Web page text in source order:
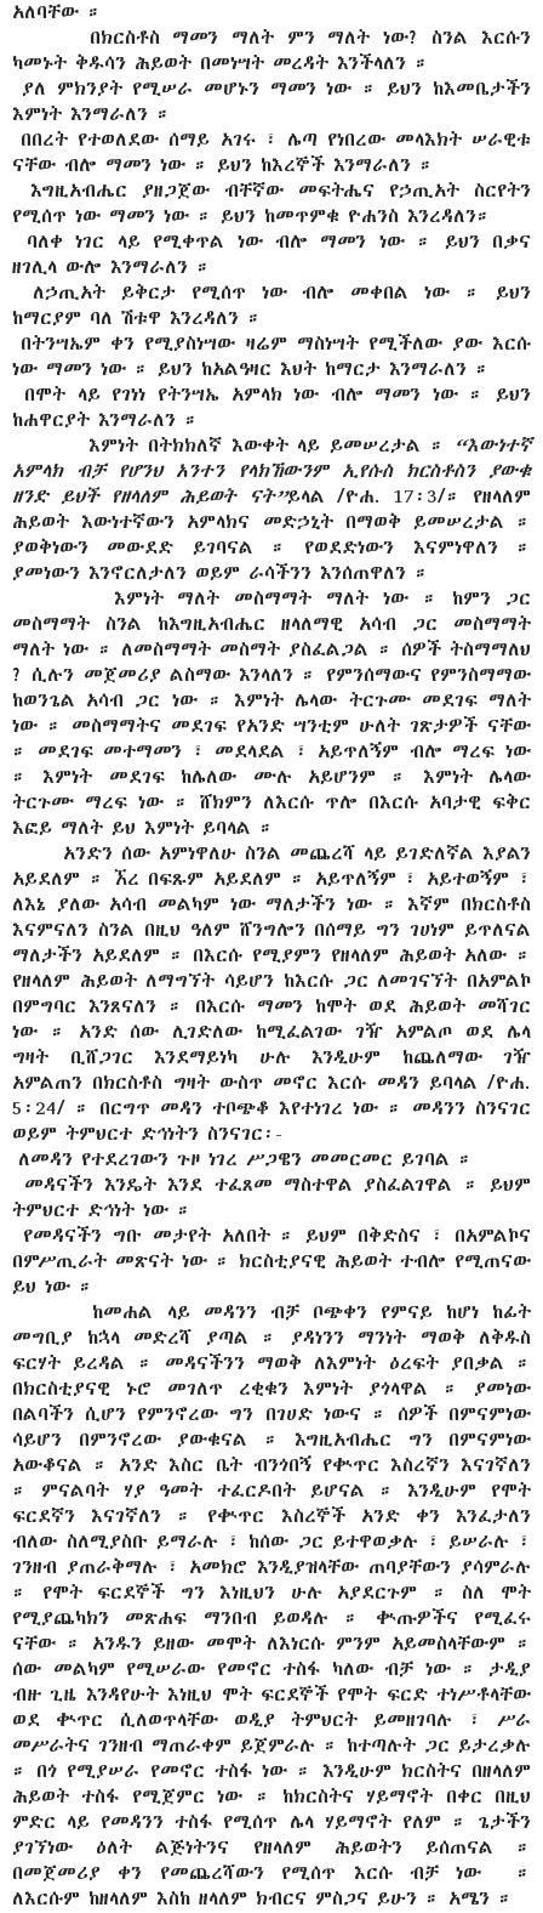
አለባቸው ።
በክርስቶስ ማመን ማለት ምን ማለት ነው? ስንል እርሱን
ካመኑት ቅዱሳን ሕይወት በመነሣት መረዳት እንችላለን ።
ያለ ምክንያት የሚሠራ መሆኑን ማመን ነው ። ይህን ከእመቤታችን
እምነት እንማራለን ።
በበረት የተወለደው ሰማይ አገሩ ፣ ሌጣ የነበረው መላእክት ሠራዊቱ
ናቸው ብሎ ማመን ነው ። ይህን ከእረኞች እንማራለን ።
እግዚአብሔር ያዘጋጀው ብቸኛው መፍትሔና የኃጢአት ስርየትን
የሚሰጥ ነው ማመን ነው ። ይህን ከመጥምቁ ዮሐንስ እንረዳለን።
ባለቀ ነገር ላይ የሚቀጥል ነው ብሎ ማመን ነው ። ይህን በቃና
ዘገሊላ ውሎ እንማራለን ።
ለኃጢአት ይቅርታ የሚሰጥ ነው ብሎ መቀበል ነው ። ይህን
ከማርያም ባለ ሽቱዋ እንረዳለን ።
በትንሣኤም ቀን የሚያስነሣው ዛሬም ማስነሣት የሚችለው ያው እርሱ
ነው ማመን ነው ። ይህን ከአልዓዛር እህት ከማርታ እንማራለን ።
በሞት ላይ የገነነ የትንሣኤ አምላክ ነው ብሎ ማመን ነው ። ይህን
ከሐዋርያት እንማራለን ።
እምነት በትክክለኛ እውቀት ላይ ይመሠረታል ። “እውነተኛ
አምላክ ብቻ የሆንህ አንተን የላክኸውንም ኢየሱስ ክርስቶስን ያውቁ
ዘንድ ይህች የዘላለም ሕይወት ናት”ይላል /ዮሐ. 17፡3/። የዘላለም
ሕይወት እውነተኛውን አምላክና መድኃኒት በማወቅ ይመሠረታል ።
ያወቅነውን መውደድ ይገባናል ። የወደድነውን እናምነዋለን ።
ያመነውን እንኖርለታለን ወይም ራሳችንን እንሰጠዋለን ።
እምነት ማለት መስማማት ማለት ነው ። ከምን ጋር
መስማማት ስንል ከእግዚአብሔር ዘላለማዊ አሳብ ጋር መስማማት
ማለት ነው ። ለመስማማት መስማት ያስፈልጋል ። ሰዎች ትስማማለህ
? ሲሉን መጀመሪያ ልስማው እንላለን ። የምንሰማውና የምንስማማው
ከወንጌል አሳብ ጋር ነው ። እምነት ሌላው ትርጉሙ መደገፍ ማለት
ነው ። መስማማትና መደገፍ የአንድ ሣንቲም ሁለት ገጽታዎች ናቸው
። መደገፍ መተማመን ፣ መደላደል ፣ አይጥለኝም ብሎ ማረፍ ነው
። እምነት መደገፍ ከሌለው ሙሉ አይሆንም ። እምነት ሌላው
ትርጉሙ ማረፍ ነው ። ሸክምን ለእርሱ ጥሎ በእርሱ አባታዊ ፍቅር
እፎይ ማለት ይህ እምነት ይባላል ።
አንድን ሰው አምነዋለሁ ስንል መጨረሻ ላይ ይገድለኛል እያልን
አይደለም ። ኧረ በፍጹም አይደለም ። አይጥለኝም ፣ አይተወኝም ፣
ለእኔ ያለው አሳብ መልካም ነው ማለታችን ነው ። እኛም በክርስቶስ
እናምናለን ስንል በዚህ ዓለም ሸንግሎን በሰማይ ግን ገሀነም ይጥለናል
ማለታችን አይደለም ። በእርሱ የሚያምን የዘላለም ሕይወት አለው ።
የዘላለም ሕይወት ለማግኘት ሳይሆን ከእርሱ ጋር ለመገናኘት በአምልኮ
በምግባር እንጸናለን ። በእርሱ ማመን ከሞት ወደ ሕይወት መሻገር
ነው ። አንድ ሰው ሊገድለው ከሚፈልገው ገዥ አምልጦ ወደ ሌላ
ግዛት ቢሸጋገር እንደማይነካ ሁሉ እንዲሁም ከጨለማው ገዥ
አምልጠን በክርስቶስ ግዛት ውስጥ መኖር እርሱ መዳን ይባላል /ዮሐ.
5፡24/ ። በርግጥ መዳን ተቦጭቆ እየተነገረ ነው ። መዳንን ስንናገር
ወይም ትምህርተ ድኅነትን ስንናገር፡-
ለመዳን የተደረገውን ጉዞ ነገረ ሥጋዌን መመርመር ይገባል ።
መዳናችን እንዴት እንደ ተፈጸመ ማስተዋል ያስፈልገዋል ። ይህም
ትምህርተ ድኅነት ነው ።
የመዳናችን ግቡ መታየት አለበት ። ይህም በቅድስና ፣ በአምልኮና
በምሥጢራት መጽናት ነው ። ክርስቲያናዊ ሕይወት ተብሎ የሚጠናው
ይህ ነው ።
ከመሐል ላይ መዳንን ብቻ ቦጭቀን የምናይ ከሆነ ከፊት
መግቢያ ከኋላ መድረሻ ያጣል ። ያዳነንን ማንነት ማወቅ ለቅዱስ
ፍርሃት ይረዳል ። መዳናችንን ማወቅ ለእምነት ዕረፍት ያበቃል ።
በክርስቲያናዊ ኑሮ መገለጥ ረቂቁን እምነት ያጎላዋል ። ያመነው
በልባችን ሲሆን የምንኖረው ግን በገሀድ ነውና ። ሰዎች በምናምነው
ሳይሆን በምንኖረው ያውቁናል ። እግዚአብሔር ግን በምናምነው
አውቆናል ። አንድ እስር ቤት ብንጎበኝ የቊጥር እስረኛን እናገኛለን
። ምናልባት ሃያ ዓመት ተፈርዶበት ይሆናል ። እንዲሁም የሞት
ፍርደኛን እናገኛለን ። የቊጥር እስረኞች አንድ ቀን እንፈታለን
ብለው ስለሚያስቡ ይማራሉ ፣ ከሰው ጋር ይተዋወቃሉ ፣ ይሠራሉ ፣
ገንዘብ ያጠራቅማሉ ፣ አመክሮ እንዲያዝላቸው ጠባያቸውን ያሳምራሉ
። የሞት ፍርደኞች ግን እነዚህን ሁሉ አያደርጉም ። ስለ ሞት
የሚያጨካክን መጽሐፍ ማንበብ ይወዳሉ ። ቊጡዎችና የሚፈሩ
ናቸው ። አንዱን ይዘው መሞት ለእነርሱ ምንም አይመስላቸውም ።
ሰው መልካም የሚሠራው የመኖር ተስፋ ካለው ብቻ ነው ። ታዲያ
ብዙ ጊዜ እንዳየሁት እነዚህ ሞት ፍርደኞች የሞት ፍርድ ተነሥቶላቸው
ወደ ቊጥር ሲለወጥላቸው ወዲያ ትምህርት ይመዘገባሉ ፣ ሥራ
መሥራትና ገንዘብ ማጠራቀም ይጀምራሉ ። ከተጣሉት ጋር ይታረቃሉ
። በጎ የሚያሠራ የመኖር ተስፋ ነው ። እንዲሁም ክርስትና በዘላለም
ሕይወት ተስፋ የሚጀምር ነው ። ከክርስትና ሃይማኖት በቀር በዚህ
ምድር ላይ የመዳንን ተስፋ የሚሰጥ ሌላ ሃይማኖት የለም ። ጌታችን
ያገኘነው ዕለት ልጅነትንና የዘላለም ሕይወትን ይሰጠናል ።
በመጀመሪያ ቀን የመጨረሻውን የሚሰጥ እርሱ ብቻ ነው
።
ለእርሱም ከዘላለም እስከ ዘላለም ክብርና ምስጋና ይሁን ። አሜን ።